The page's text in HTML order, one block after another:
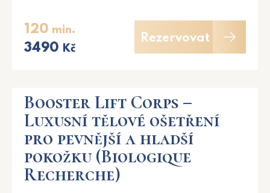
120 min.
3490 Kč
Rezervovat
Booster Lift Corps –
Luxusní tělové ošetření
pro pevnější a hladší
pokožku (Biologique
Recherche)